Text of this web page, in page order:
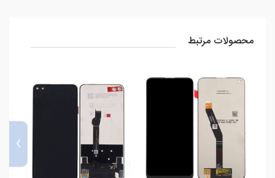
محصولات مرتبط
›